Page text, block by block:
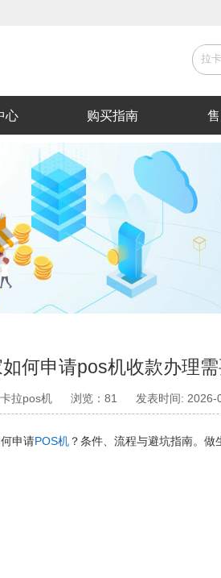
心 购买指南
何申请pos机收款办理
拉pos机 浏览：81 发表时间: 2026-
申请POS机？条件、流程与避坑指南。做